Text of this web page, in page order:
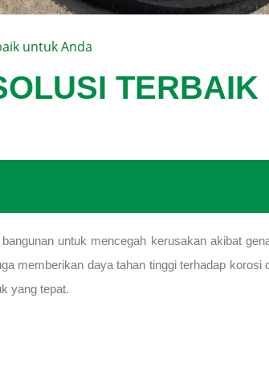
untuk Anda
untuk mencegah kerusakan akibat
memberikan daya tahan tinggi terhadap
yang tepat.